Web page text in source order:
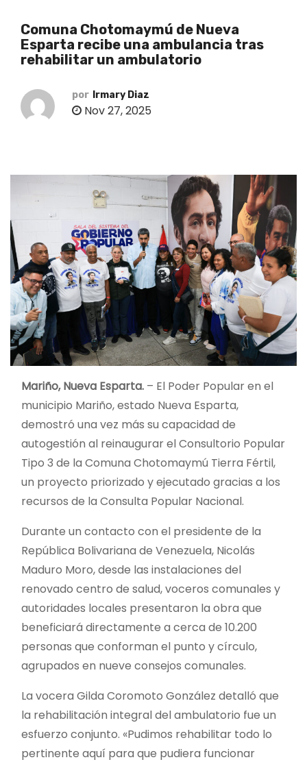
Comuna Chotomaymú de Nueva
Esparta recibe una ambulancia tras
rehabilitar un ambulatorio
por Irmary Diaz
Nov 27, 2025
Mariño, Nueva Esparta. – El Poder Popular en el
municipio Mariño, estado Nueva Esparta,
demostró una vez más su capacidad de
autogestión al reinaugurar el Consultorio Popular
Tipo 3 de la Comuna Chotomaymú Tierra Fértil,
un proyecto priorizado y ejecutado gracias a los
recursos de la Consulta Popular Nacional.
Durante un contacto con el presidente de la
República Bolivariana de Venezuela, Nicolás
Maduro Moro, desde las instalaciones del
renovado centro de salud, voceros comunales y
autoridades locales presentaron la obra que
beneficiará directamente a cerca de 10.200
personas que conforman el punto y círculo,
agrupados en nueve consejos comunales.
La vocera Gilda Coromoto González detalló que
la rehabilitación integral del ambulatorio fue un
esfuerzo conjunto. «Pudimos rehabilitar todo lo
pertinente aquí para que pudiera funcionar